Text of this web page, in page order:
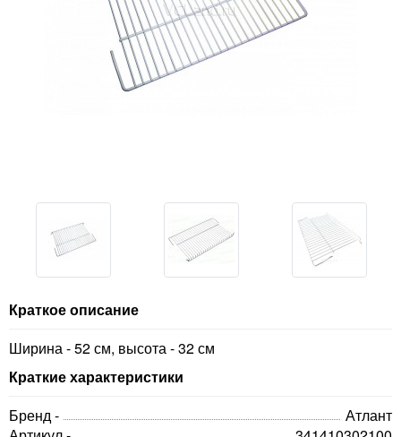
Краткое описание
Ширина - 52 см, высота - 32 см
Краткие характеристики
Бренд -
Атлант